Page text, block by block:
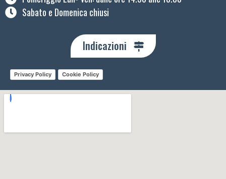
Sabato e Domenica chiusi
Indicazioni
Privacy Policy Cookie Policy